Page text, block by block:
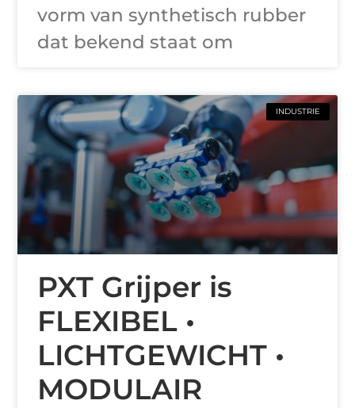
vorm van synthetisch rubber
dat bekend staat om
INDUSTRIE
PXT Grijper is
FLEXIBEL •
LICHTGEWICHT •
MODULAIR